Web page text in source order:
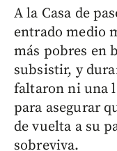
A la Casa de
entrado medio
más pobres en
subsistir, y
faltaron ni una
para asegurar
de vuelta a su
sobreviva.